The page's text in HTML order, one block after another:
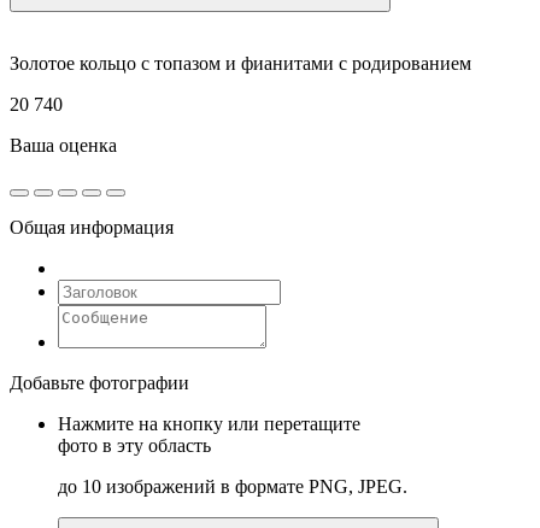
Золотое кольцо с топазом и фианитами с родированием
20 740
Ваша оценка
Общая информация
Добавьте фотографии
Нажмите на кнопку или перетащите
фото в эту область
до 10 изображений в формате PNG, JPEG.